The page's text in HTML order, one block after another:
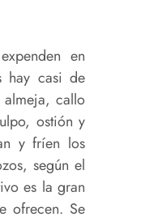
en
hay casi de
callo
ostión y
y fríen los
según el
es la gran
ofrecen. Se